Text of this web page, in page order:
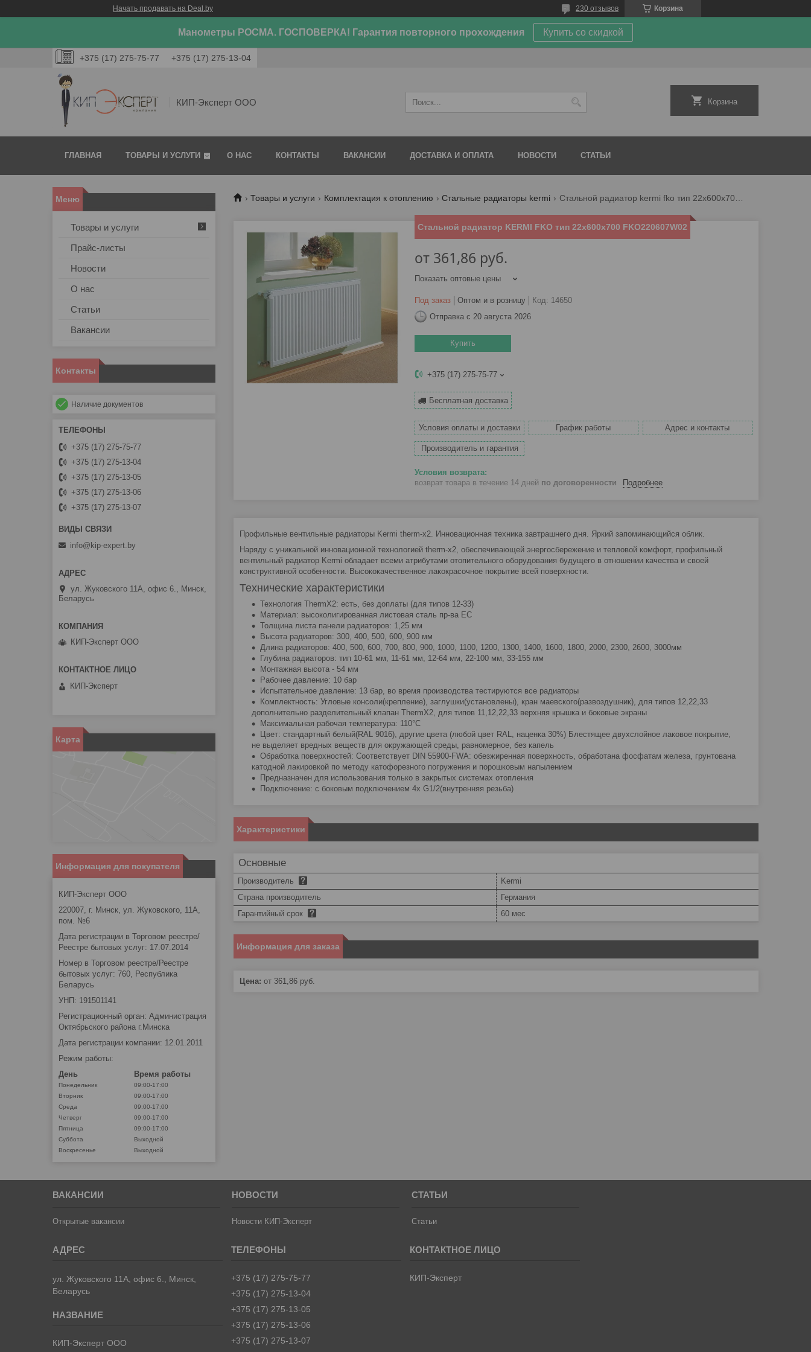
Начать продавать на Deal.by Корзина
230 отзывов
Манометры РОСМА. ГОСПОВЕРКА! Гарантия повторного прохождения Купить со скидкой
+375 (17) 275-75-77 +375 (17) 275-13-04
КИП-Эксперт ООО Корзина
ГЛАВНАЯ ТОВАРЫ И УСЛУГИ О НАС КОНТАКТЫ ВАКАНСИИ ДОСТАВКА И ОПЛАТА НОВОСТИ СТАТЬИ
Товары и услуги Комплектация к отоплению Стальные радиаторы kermi Стальной радиатор kermi fko тип 22х600х700 fko220607w02
Стальной радиатор KERMI FKO тип 22х600х700 FKO220607W02
от 361,86 руб.
Показать оптовые цены
Под заказ Оптом и в розницу Код: 14650
Отправка с 20 августа 2026
Купить
+375 (17) 275-75-77
Бесплатная доставка
Условия оплаты и доставки График работы Адрес и контакты
Производитель и гарантия
возврат товара в течение 14 дней по договоренности Подробнее
Профильные вентильные радиаторы Kermi therm-x2. Инновационная техника завтрашнего дня. Яркий запоминающийся облик.
Наряду с уникальной инновационной технологией therm-x2, обеспечивающей энергосбережение и тепловой комфорт, профильный
вентильный радиатор Kermi обладает всеми атрибутами отопительного оборудования будущего в отношении качества и своей
конструктивной особенности. Высококачественное лакокрасочное покрытие всей поверхности.
Технические характеристики
Технология ThermX2: есть, без доплаты (для типов 12-33)
Материал: высоколигированная листовая сталь пр-ва ЕС
Толщина листа панели радиаторов: 1,25 мм
Высота радиаторов: 300, 400, 500, 600, 900 мм
Длина радиаторов: 400, 500, 600, 700, 800, 900, 1000, 1100, 1200, 1300, 1400, 1600, 1800, 2000, 2300, 2600, 3000мм
Глубина радиаторов: тип 10-61 мм, 11-61 мм, 12-64 мм, 22-100 мм, 33-155 мм
Монтажная высота - 54 мм
Рабочее давление: 10 бар
Испытательное давление: 13 бар, во время производства тестируются все радиаторы
Комплектность: Угловые консоли(крепление), заглушки(установлены), кран маевского(развоздушник), для типов 12,22,33
дополнительно разделительный клапан ThermX2, для типов 11,12,22,33 верхняя крышка и боковые экраны
Максимальная рабочая температура: 110°С
Цвет: стандартный белый(RAL 9016), другие цвета (любой цвет RAL, наценка 30%) Блестящее двухслойное лаковое покрытие,
не выделяет вредных веществ для окружающей среды, равномерное, без капель
Обработка поверхностей: Соответствует DIN 55900-FWA: обезжиренная поверхность, обработана фосфатам железа, грунтована
катодной лакировкой по методу катофорезного погружения и порошковым напылением
Предназначен для использования только в закрытых системах отопления
Подключение: с боковым подключением 4x G1/2(внутренняя резьба)
Характеристики
Основные
Производитель
Kermi
Страна производитель
Германия
Гарантийный срок
60 мес
Информация для заказа
Цена: от 361,86 руб.
Товары и услуги
Прайс-листы
Новости
О нас
Статьи
Вакансии
Контакты
Наличие документов
+375 (17) 275-75-77
+375 (17) 275-13-04
+375 (17) 275-13-05
+375 (17) 275-13-06
+375 (17) 275-13-07
info@kip-expert.by
ул. Жуковского 11А, офис 6., Минск,
Беларусь
КИП-Эксперт ООО
КИП-Эксперт
Карта
Информация для покупателя
КИП-Эксперт ООО
220007, г. Минск, ул. Жуковского, 11А,
пом. №6
Дата регистрации в Торговом реестре/
Реестре бытовых услуг: 17.07.2014
Номер в Торговом реестре/Реестре
бытовых услуг: 760, Республика
Беларусь
УНП: 191501141
Регистрационный орган: Администрация
Октябрьского района г.Минска
Дата регистрации компании: 12.01.2011
Режим работы:
День
Время работы
Понедельник
09:00-17:00
Вторник
09:00-17:00
Среда
09:00-17:00
Четверг
09:00-17:00
Пятница
09:00-17:00
Суббота
Выходной
Воскресенье
Выходной
ВАКАНСИИ
Открытые вакансии
НОВОСТИ
Новости КИП-Эксперт
СТАТЬИ
Статьи
ул. Жуковского 11А, офис 6., Минск,
Беларусь
КИП-Эксперт ООО
+375 (17) 275-75-77
+375 (17) 275-13-04
+375 (17) 275-13-05
+375 (17) 275-13-06
+375 (17) 275-13-07
КИП-Эксперт